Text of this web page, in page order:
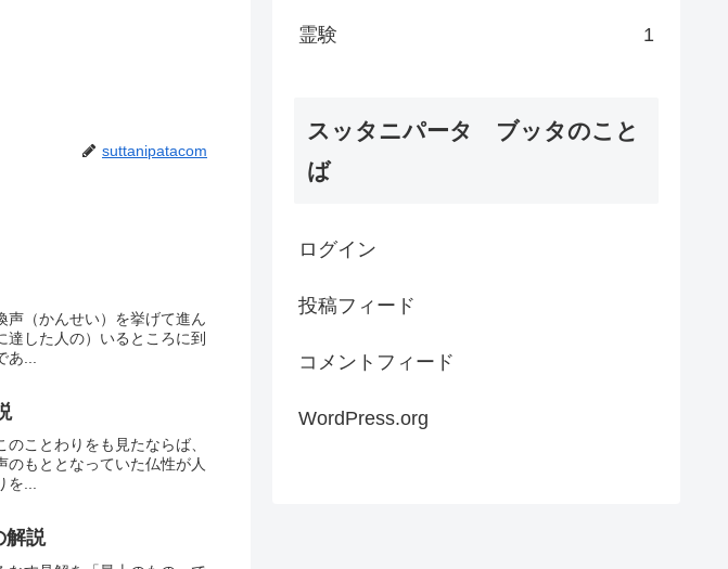
suttanipatacom
（かんせい）を挙げて進ん
達した人の）いるところに到
...
ことわりをも見たならば、
もととなっていた仏性が人
...
解説
霊験 1
スッタニパータ ブッタのこと
ば
ログイン
投稿フィード
コメントフィード
WordPress.org